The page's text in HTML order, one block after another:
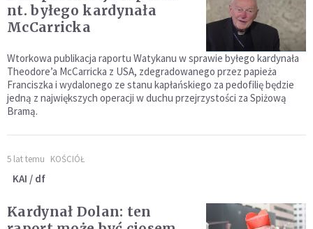
nt. byłego kardynała
McCarricka
Wtorkowa publikacja raportu Watykanu w sprawie byłego kardynała
Theodore’a McCarricka z USA, zdegradowanego przez papieża
Franciszka i wydalonego ze stanu kapłańskiego za pedofilię będzie
jedną z największych operacji w duchu przejrzystości za Spiżową
Bramą.
5 lat temu KOŚCIÓŁ
KAI / df
Kardynał Dolan: ten